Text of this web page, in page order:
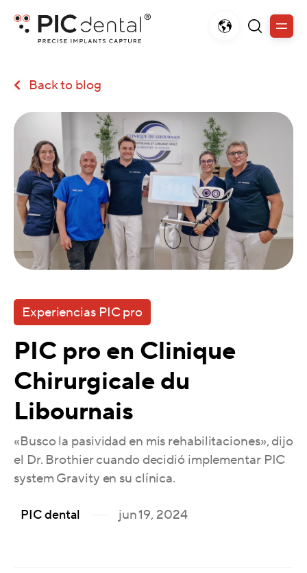
Back to blog
Experiencias PIC pro
PIC pro en Clinique
Chirurgicale du
Libournais
«Busco la pasividad en mis rehabilitaciones», dijo
el Dr. Brothier cuando decidió implementar PIC
system Gravity en su clínica.
PIC dental jun 19, 2024